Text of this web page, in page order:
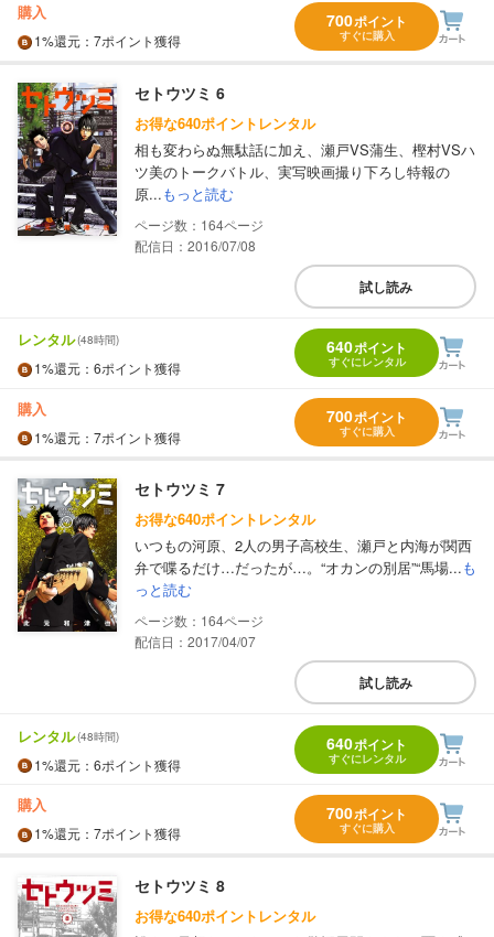
購入
1%還元 ：7ポイント獲得
700ポイント
すぐに購入
セトウツミ 6
お得な640ポイントレンタル
相も変わらぬ無駄話に加え、瀬戸VS蒲生、樫村VSハ
ツ美のトークバトル、実写映画撮り下ろし特報の
原...もっと読む
164
配信日：2016/07/08
試し読み
レンタル(48時間)
1%還元 ：6ポイント獲得
640ポイント
すぐにレンタル
購入
1%還元 ：7ポイント獲得
700ポイント
すぐに購入
セトウツミ 7
お得な640ポイントレンタル
いつもの河原、2人の男子高校生、瀬戸と内海が関西
弁で喋るだけ…だったが…。“オカンの別居”“馬場...も
っと読む
164
配信日：2017/04/07
試し読み
レンタル(48時間)
1%還元 ：6ポイント獲得
640ポイント
すぐにレンタル
購入
1%還元 ：7ポイント獲得
700ポイント
すぐに購入
セトウツミ 8
お得な640ポイントレンタル